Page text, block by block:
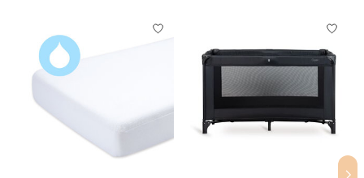
Articles du carrousel de produits